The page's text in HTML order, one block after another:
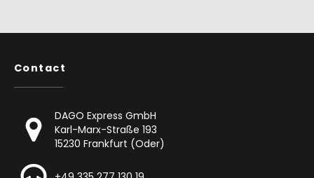
Contact
DAGO Express GmbH
Karl-Marx-Straße 193
15230 Frankfurt (Oder)